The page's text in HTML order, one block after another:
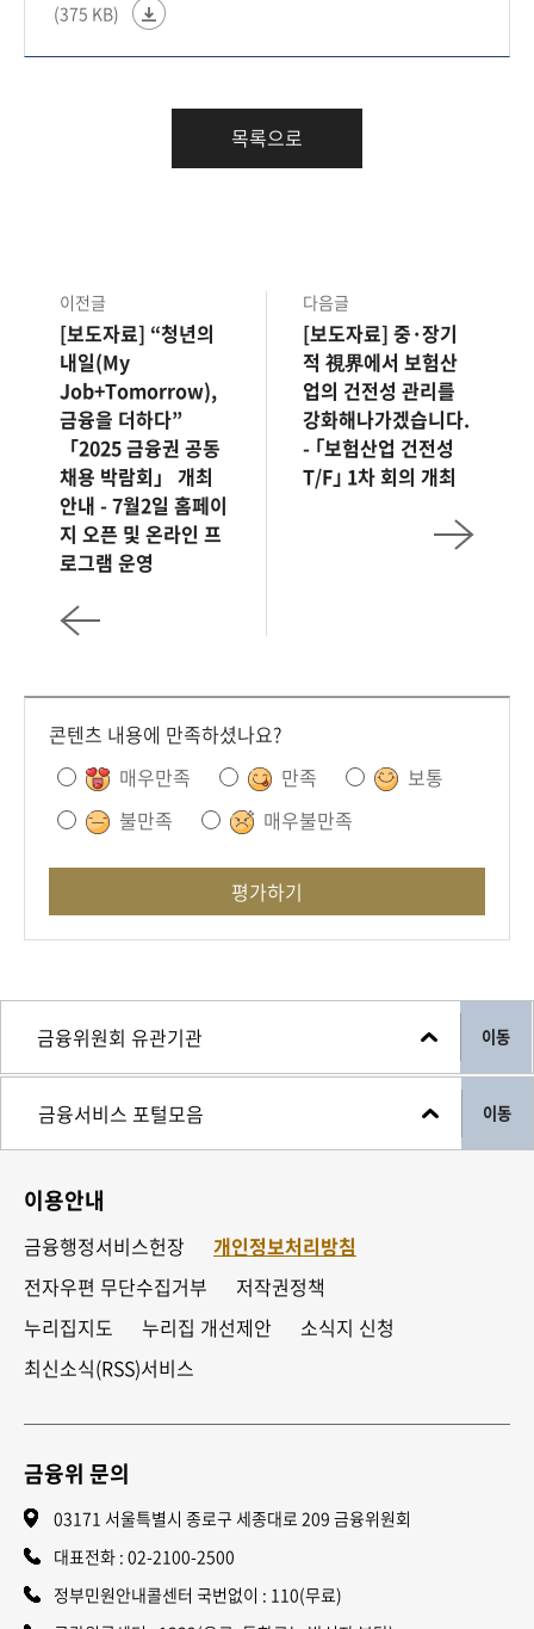
(375 KB)
목록으로
이전글
[보도자료] “청년의
내일(My
Job+Tomorrow),
금융을 더하다”
「2025 금융권 공동
채용 박람회」 개최
안내 - 7월2일 홈페이
지 오픈 및 온라인 프
로그램 운영
다음글
[보도자료] 중·장기
적 視界에서 보험산
업의 건전성 관리를
강화해나가겠습니다.
- ｢보험산업 건전성
T/F｣ 1차 회의 개최
콘텐츠 내용에 만족하셨나요?
매우만족
만족
보통
불만족
매우불만족
평가하기
이동
이동
이용안내
금융행정서비스헌장
개인정보처리방침
전자우편 무단수집거부
저작권정책
누리집지도
누리집 개선제안
소식지 신청
최신소식(RSS)서비스
금융위 문의
03171 서울특별시 종로구 세종대로 209 금융위원회
대표전화 : 02-2100-2500
정부민원안내콜센터 국번없이 : 110(무료)